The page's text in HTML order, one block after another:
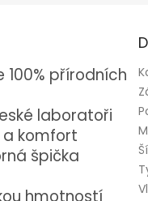
přírodních
laboratoři
a komfort
špička